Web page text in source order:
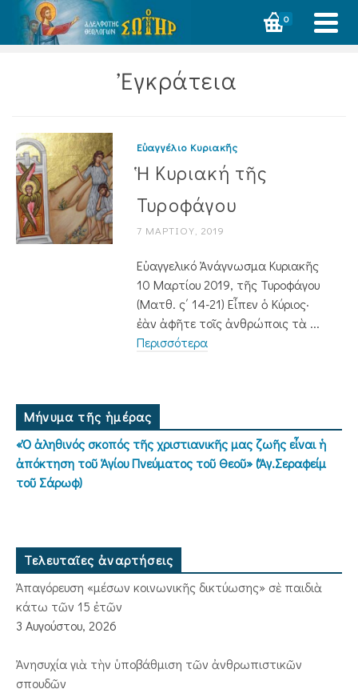
0
Ἐγκράτεια
Εὐαγγέλιο Κυριακῆς
Ἡ Κυριακή τῆς
Τυροφάγου
7 ΜΑΡΤΊΟΥ, 2019
Εὐαγγελικό Ἀνάγνωσμα Κυριακῆς
10 Μαρτίου 2019, τῆς Τυροφάγου
(Ματθ. ς΄ 14-21) Εἶπεν ὁ Κύριος·
ἐὰν ἀφῆτε τοῖς ἀνθρώποις τὰ ...
Περισσότερα
Μήνυμα τῆς ἡμέρας
«Ὁ ἀληθινός σκοπός τῆς χριστιανικῆς μας ζωῆς εἶναι ἡ
ἀπόκτηση τοῦ Ἁγίου Πνεύματος τοῦ Θεοῦ» (Ἅγ.Σεραφείμ
τοῦ Σάρωφ)
Τελευταῖες ἀναρτήσεις
Ἀπαγόρευση «μέσων κοινωνικῆς δικτύωσης» σὲ παιδιὰ
κάτω τῶν 15 ἐτῶν
3 Αυγούστου, 2026
Ἀνησυχία γιὰ τὴν ὑποβάθμιση τῶν ἀνθρωπιστικῶν
σπουδῶν